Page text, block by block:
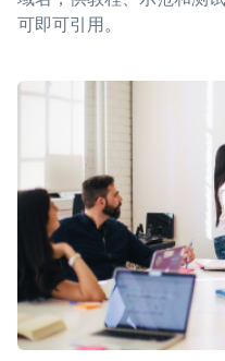
可即可引用。